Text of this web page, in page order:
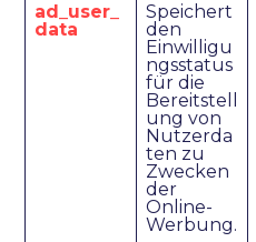
ad_user_
data
Speichert
den
Einwilligu
ngsstatus
für die
Bereitstell
ung von
Nutzerda
ten zu
Zwecken
der
Online-
Werbung.